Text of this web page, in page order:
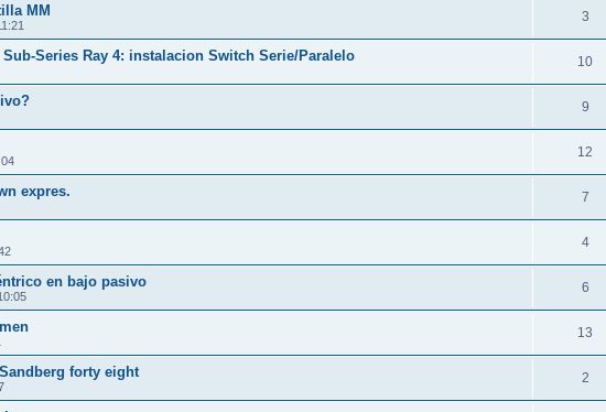
MM 3
Series Ray 4: instalacion Switch Serie/Paralelo 10
9
12
expres. 7
4
en bajo pasivo 6
13
forty eight 2